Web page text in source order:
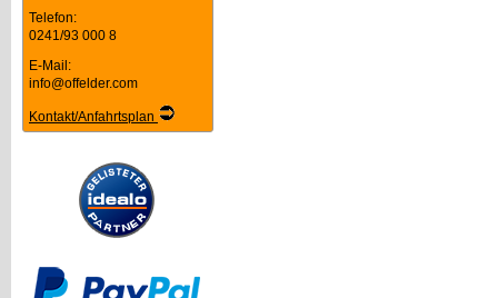
Telefon:
0241/93 000 8
E-Mail:
info@offelder.com
Kontakt/Anfahrtsplan